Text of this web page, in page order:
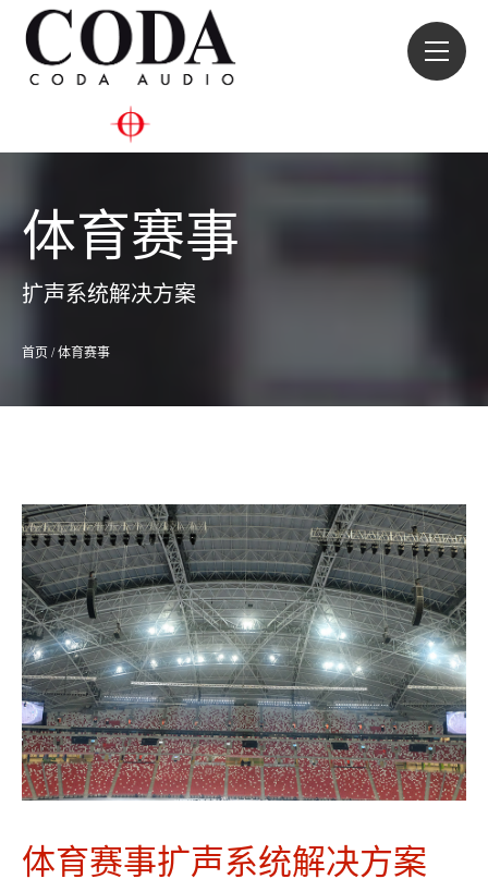
体育赛事
扩声系统解决方案
首页 /体育赛事
体育赛事扩声系统解决方案